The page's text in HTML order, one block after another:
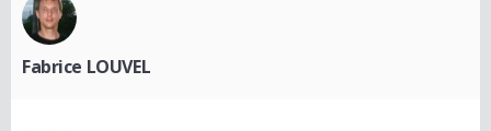
Fabrice LOUVEL